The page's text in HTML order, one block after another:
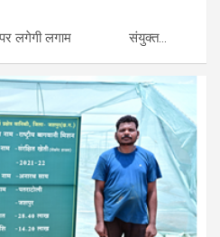
पर लगेगी लगाम संयुक्त…